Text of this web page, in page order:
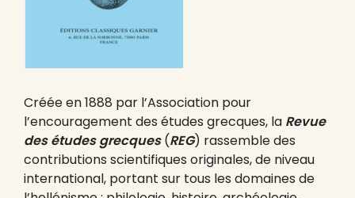
Créée en 1888 par l’Association pour
l’encouragement des études grecques, la Revue
des études grecques (REG) rassemble des
contributions scientifiques originales, de niveau
international, portant sur tous les domaines de